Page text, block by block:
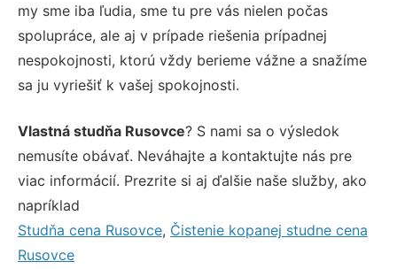
my sme iba ľudia, sme tu pre vás nielen počas
spolupráce, ale aj v prípade riešenia prípadnej
nespokojnosti, ktorú vždy berieme vážne a snažíme
sa ju vyriešiť k vašej spokojnosti.
Vlastná studňa Rusovce? S nami sa o výsledok
nemusíte obávať. Neváhajte a kontaktujte nás pre
viac informácií. Prezrite si aj ďalšie naše služby, ako
napríklad
Studňa cena Rusovce, Čistenie kopanej studne cena
Rusovce